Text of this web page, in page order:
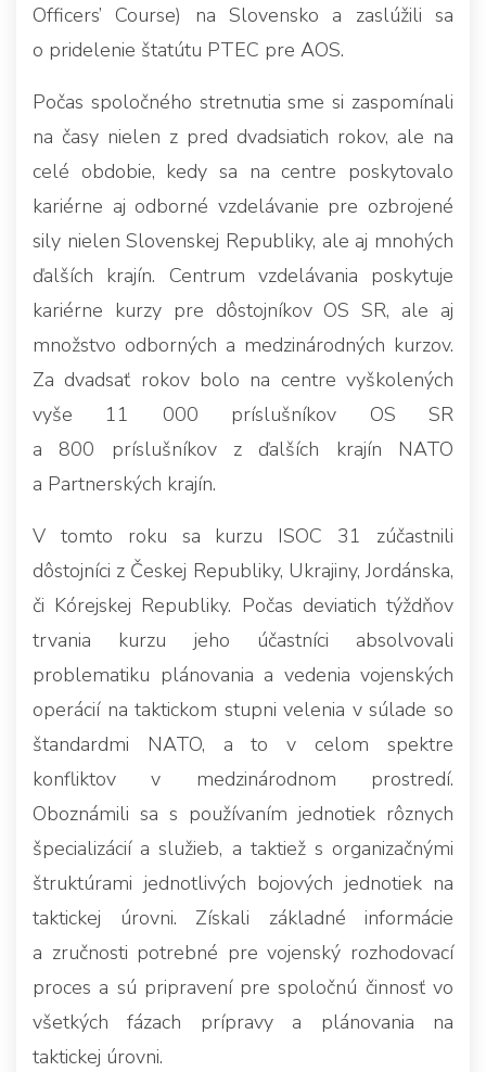
Officers’ Course) na Slovensko a zaslúžili sa
o pridelenie štatútu PTEC pre AOS.
Počas spoločného stretnutia sme si zaspomínali
na časy nielen z pred dvadsiatich rokov, ale na
celé obdobie, kedy sa na centre poskytovalo
kariérne aj odborné vzdelávanie pre ozbrojené
sily nielen Slovenskej Republiky, ale aj mnohých
ďalších krajín. Centrum vzdelávania poskytuje
kariérne kurzy pre dôstojníkov OS SR, ale aj
množstvo odborných a medzinárodných kurzov.
Za dvadsať rokov bolo na centre vyškolených
vyše 11 000 príslušníkov OS SR
a 800 príslušníkov z ďalších krajín NATO
a Partnerských krajín.
V tomto roku sa kurzu ISOC 31 zúčastnili
dôstojníci z Českej Republiky, Ukrajiny, Jordánska,
či Kórejskej Republiky. Počas deviatich týždňov
trvania kurzu jeho účastníci absolvovali
problematiku plánovania a vedenia vojenských
operácií na taktickom stupni velenia v súlade so
štandardmi NATO, a to v celom spektre
konfliktov v medzinárodnom prostredí.
Oboznámili sa s používaním jednotiek rôznych
špecializácií a služieb, a taktiež s organizačnými
štruktúrami jednotlivých bojových jednotiek na
taktickej úrovni. Získali základné informácie
a zručnosti potrebné pre vojenský rozhodovací
proces a sú pripravení pre spoločnú činnosť vo
všetkých fázach prípravy a plánovania na
taktickej úrovni.